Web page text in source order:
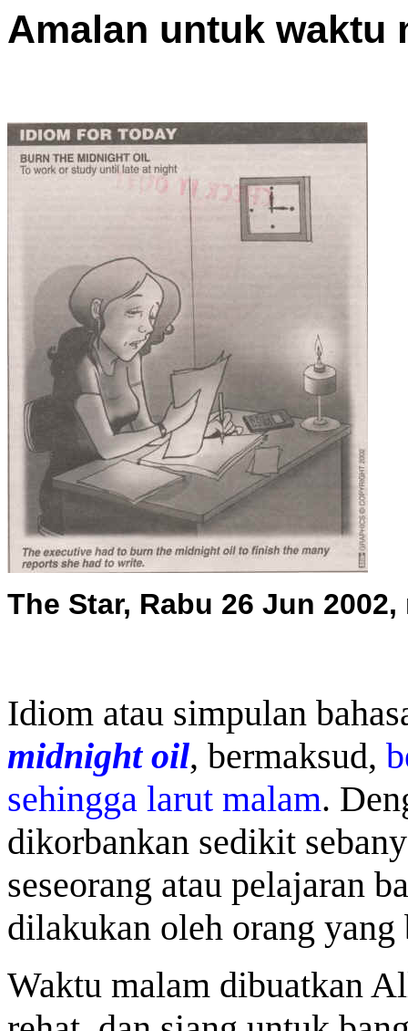
Amalan untuk waktu
The Star, Rabu 26 Jun
Idiom atau simpulan
midnight oil, bermaksud,
sehingga larut malam.
dikorbankan sedikit
seseorang atau pelajaran
dilakukan oleh orang
Waktu malam dibuatkan